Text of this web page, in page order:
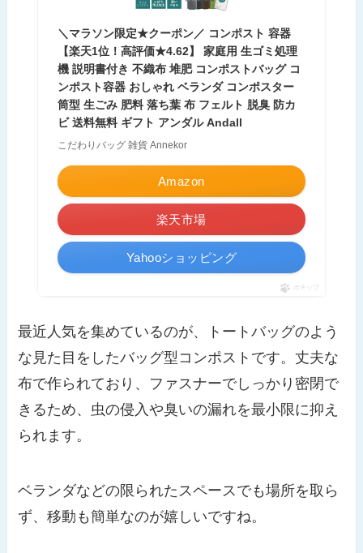
＼マラソン限定★クーポン／ コンポスト 容器
【楽天1位！高評価★4.62】 家庭用 生ゴミ処理
機 説明書付き 不織布 堆肥 コンポストバッグ コ
ンポスト容器 おしゃれ ベランダ コンポスター
筒型 生ごみ 肥料 落ち葉 布 フェルト 脱臭 防カ
ビ 送料無料 ギフト アンダル Andall
こだわりバッグ 雑貨 Annekor
Amazon
楽天市場
Yahooショッピング
ポチップ
最近人気を集めているのが、トートバッグのよう
な見た目をしたバッグ型コンポストです。丈夫な
布で作られており、ファスナーでしっかり密閉で
きるため、虫の侵入や臭いの漏れを最小限に抑え
られます。
ベランダなどの限られたスペースでも場所を取ら
ず、移動も簡単なのが嬉しいですね。